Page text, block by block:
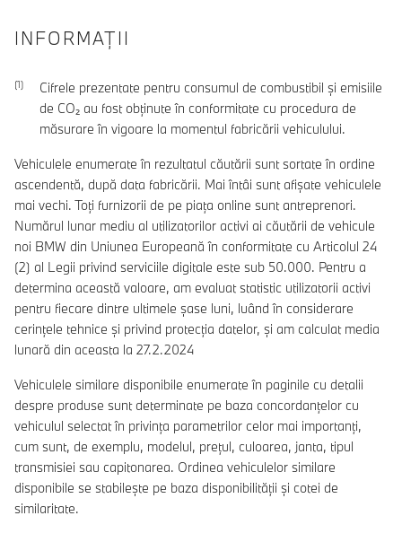
INFORMAŢII
Cifrele prezentate pentru consumul de combustibil şi emisiile
de CO₂ au fost obţinute în conformitate cu procedura de
măsurare în vigoare la momentul fabricării vehiculului.
Vehiculele enumerate în rezultatul căutării sunt sortate în ordine
ascendentă, după data fabricării. Mai întâi sunt afișate vehiculele
mai vechi. Toți furnizorii de pe piața online sunt antreprenori.
Numărul lunar mediu al utilizatorilor activi ai căutării de vehicule
noi BMW din Uniunea Europeană în conformitate cu Articolul 24
(2) al Legii privind serviciile digitale este sub 50.000. Pentru a
determina această valoare, am evaluat statistic utilizatorii activi
pentru fiecare dintre ultimele șase luni, luând în considerare
cerințele tehnice și privind protecția datelor, și am calculat media
lunară din aceasta la 27.2.2024
Vehiculele similare disponibile enumerate în paginile cu detalii
despre produse sunt determinate pe baza concordanțelor cu
vehiculul selectat în privința parametrilor celor mai importanți,
cum sunt, de exemplu, modelul, prețul, culoarea, janta, tipul
transmisiei sau capitonarea. Ordinea vehiculelor similare
disponibile se stabilește pe baza disponibilității și cotei de
similaritate.